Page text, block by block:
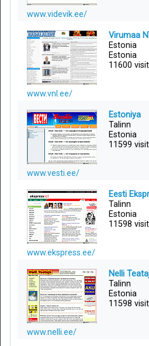
www.videvik.ee/
Virumaa
Estonia
Estonia
11600
www.vnl.ee/
Estoniya
Talinn
Estonia
11599
www.vesti.ee/
Eesti
Talinn
Estonia
11598
www.ekspress.ee/
Nelli
Talinn
Estonia
11598
www.nelli.ee/